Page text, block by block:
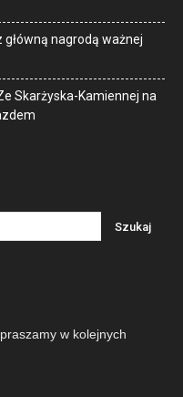
nagrodą ważnej
Skarżyska-Kamiennej na
w kolejnych